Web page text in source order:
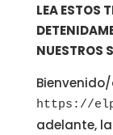
LEA ESTOS
NUESTROS
https://
adelante, la